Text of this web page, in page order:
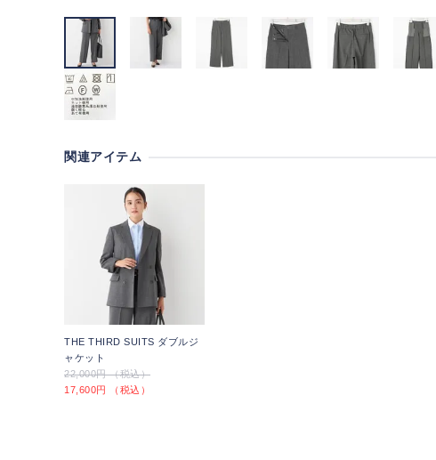
関連アイテム
THE THIRD SUITS ダブルジ
ャケット
22,000円 （税込）
17,600円 （税込）